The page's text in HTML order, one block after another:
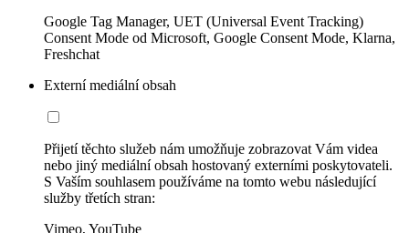
Google Tag Manager, UET (Universal Event Tracking)
Consent Mode od Microsoft, Google Consent Mode, Klarna,
Freshchat
Externí mediální obsah
Přijetí těchto služeb nám umožňuje zobrazovat Vám videa
nebo jiný mediální obsah hostovaný externími poskytovateli.
S Vaším souhlasem používáme na tomto webu následující
služby třetích stran:
Vimeo, YouTube